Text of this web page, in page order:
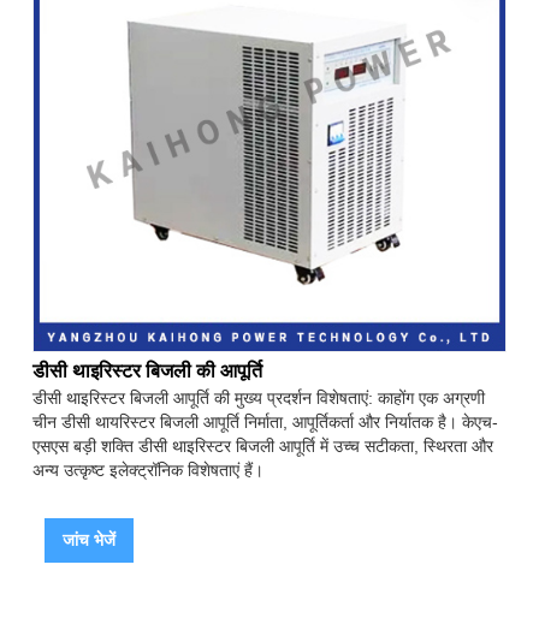
डीसी थाइरिस्टर बिजली की आपूर्ति
डीसी थाइरिस्टर बिजली आपूर्ति की मुख्य प्रदर्शन विशेषताएं: काहोंग एक अग्रणी
चीन डीसी थायरिस्टर बिजली आपूर्ति निर्माता, आपूर्तिकर्ता और निर्यातक है। केएच-
एसएस बड़ी शक्ति डीसी थाइरिस्टर बिजली आपूर्ति में उच्च सटीकता, स्थिरता और
अन्य उत्कृष्ट इलेक्ट्रॉनिक विशेषताएं हैं।
जांच भेजें